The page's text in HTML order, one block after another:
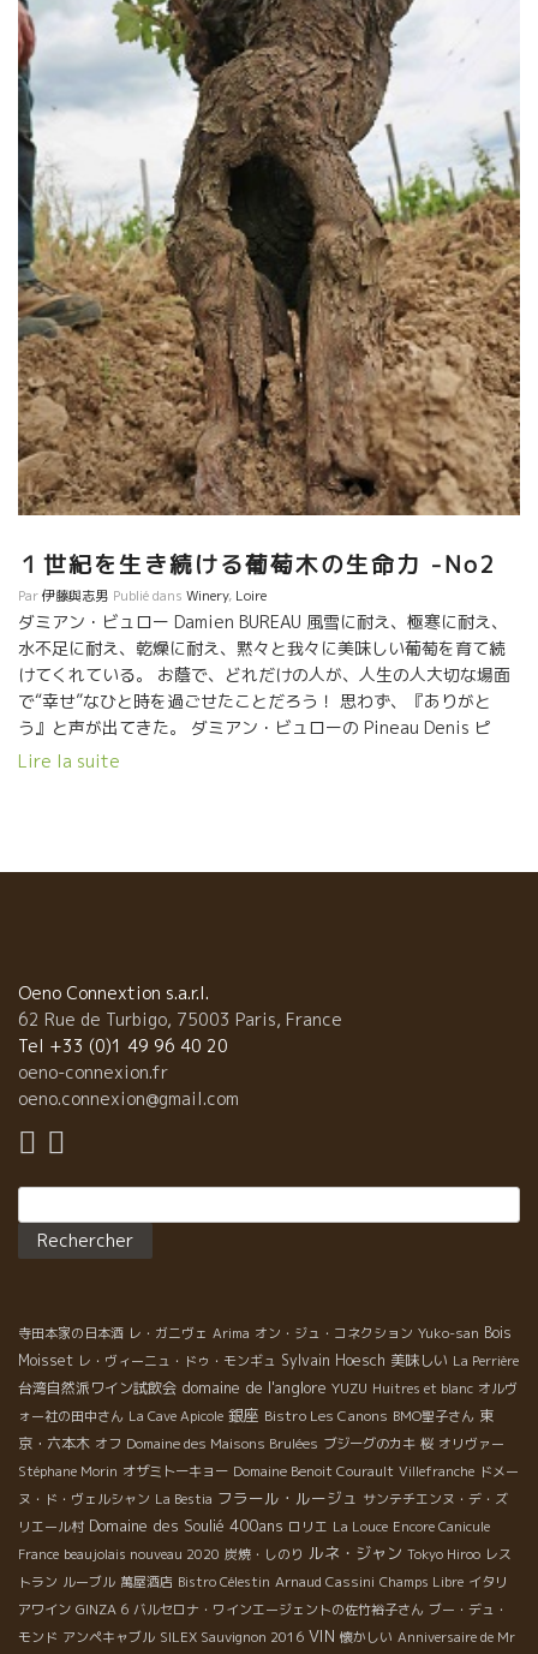
ない。消化がすこぶる良い。 その上、ワインのセレクションが美
味しい自然なものばかり。 店長のヴァンサン Vincent も実に気持
ちのいいヤツ。 レストランは、まず気持ちのいいところが一番！
どんなに美味しくても、気持ちのよくないところや、妙に疲れると
ころは行きたくない！ 最後に、ヴァンサン自家製のレモンチェロ
をサーヴィスしてくれる。これがまた美味しい。 いつも混んでい
るので予約した方がいい。
１世紀を生き続ける葡萄木の生命力 -No2
Par伊藤與志男 Publié dans Winery, Loire
ダミアン・ビュロー Damien BUREAU 風雪に耐え、極寒に耐え、
水不足に耐え、乾燥に耐え、黙々と我々に美味しい葡萄を育て続
けてくれている。 お蔭で、どれだけの人が、人生の人大切な場面
で“幸せ”なひと時を過ごせたことだろう！ 思わず、『ありがと
う』と声が出てきた。 ダミアン・ビュローの Pineau Denis ピ
ノ・ドゥニス品種の古木 Cuvée La Poivrotte ラ・ポワ・ヴロッ
Lire la suite
Oeno Connextion s.a.r.l.
62 Rue de Turbigo, 75003 Paris, France
Tel +33 (0)1 49 96 40 20
oeno-connexion.fr
oeno.connexion@gmail.com
寺田本家の日本酒 レ・ガニヴェ Arima オン・ジュ・コネクション Yuko-san Bois
Moisset レ・ヴィーニュ・ドゥ・モンギュ Sylvain Hoesch 美味しい La Perrière
台湾自然派ワイン試飲会 domaine de l'anglore YUZU Huitres et blanc オルヴ
ォー社の田中さん La Cave Apicole 銀座 Bistro Les Canons BMO聖子さん 東
京・六本木 オフ Domaine des Maisons Brulées ブジーグのカキ 桜 オリヴァー
Stéphane Morin オザミトーキョー Domaine Benoit Courault Villefranche ドメー
ヌ・ド・ヴェルシャン La Bestia フラール・ルージュ サンテチエンヌ・デ・ズ
リエール村 Domaine des Soulié 400ans ロリエ La Louce Encore Canicule
France beaujolais nouveau 2020 炭焼・しのり ルネ・ジャン Tokyo Hiroo レス
トラン ルーブル 萬屋酒店 Bistro Célestin Arnaud Cassini Champs Libre イタリ
アワイン GINZA 6 バルセロナ・ワインエージェントの佐竹裕子さん ブー・デュ・
モンド アンペキャブル SILEX Sauvignon 2016 VIN 懐かしい Anniversaire de Mr